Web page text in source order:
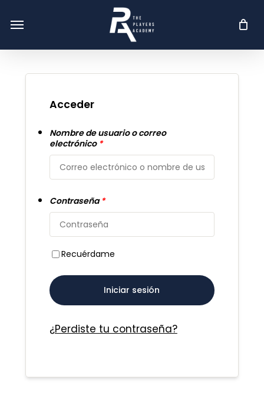
Menu
Acceder
Nombre de usuario o correo
electrónico *
Contraseña*
Recuérdame
Iniciar sesión
¿Perdiste tu contraseña?